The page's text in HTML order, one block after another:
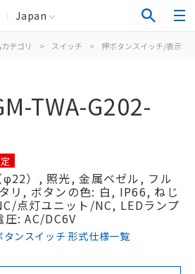
Japan
テゴリ > スイッチ > 押ボタンスイッチ/表示灯
TWA-G202-
）, 照光, 金属ベゼル, フル
リ, ボタンの色: 白, IP66, ねじ
点灯ユニット/NC, LEDランプ
: AC/DC6V
ンスイッチ 形式仕様一覧